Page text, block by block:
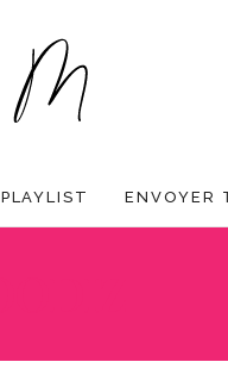
PLAYLIST ENVOYER